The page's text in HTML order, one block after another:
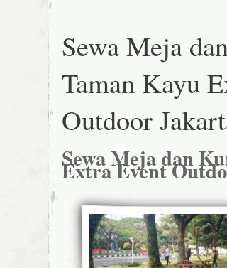
Sewa Meja
Taman Kayu
Outdoor
Sewa Meja dan
Extra Event